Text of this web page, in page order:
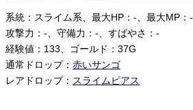
系統：スライム系、最大HP：-、最大MP：-
攻撃力：-、守備力：-、すばやさ：-
経験値：133、ゴールド：37G
通常ドロップ： 赤いサンゴ
レアドロップ： スライムピアス